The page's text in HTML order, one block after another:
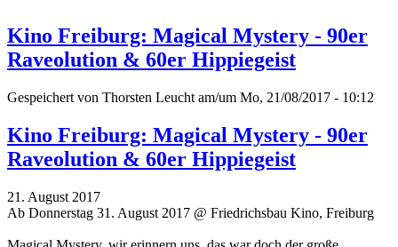
Kino Freiburg: Magical Mystery - 90er
Raveolution & 60er Hippiegeist
Gespeichert von Thorsten Leucht am/um Mo, 21/08/2017 - 10:12
Kino Freiburg: Magical Mystery - 90er
Raveolution & 60er Hippiegeist
21. August 2017
Ab Donnerstag 31. August 2017 @ Friedrichsbau Kino, Freiburg